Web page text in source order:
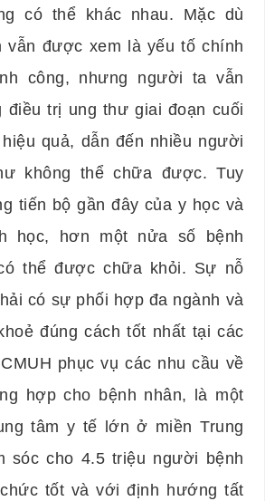
có thể khác nhau. Mặc dù
vẫn được xem là yếu tố chính
công, nhưng người ta vẫn
điều trị ung thư giai đoạn cuối
quả, dẫn đến nhiều người
không thể chữa được. Tuy
tiến bộ gần đây của y học và
học, hơn một nửa số bệnh
thể được chữa khỏi. Sự nỗ
có sự phối hợp đa ngành và
đúng cách tốt nhất tại các
phục vụ các nhu cầu về
hợp cho bệnh nhân, là một
tâm y tế lớn ở miền Trung
sóc cho 4.5 triệu người bệnh
tốt và với định hướng tất